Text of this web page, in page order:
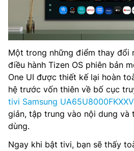
Một trong những điểm thay đổi
điều hành Tizen OS phiên bản
One UI được thiết kế lại hoàn
hệ trước vốn thiên về bố cục
tivi Samsung UA65U8000FKXXV
giản, tập trung vào nội dung và
dùng.
Ngay khi bật tivi, bạn sẽ thấy